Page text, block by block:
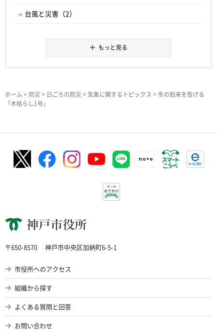
台風と災害（2）
もっと見る
ホーム > 防災 > 日ごろの防災 > 気象に関するトピックス > 冬の到来を告げる
「木枯らし1号」
神戸市役所
〒650-8570 神戸市中央区加納町6-5-1
市役所へのアクセス
組織から探す
よくある質問と回答
お問い合わせ